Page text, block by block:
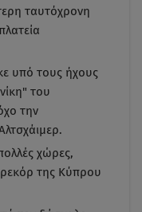
ταυτόχρονη
υπό τους ήχους
του
την
χώρες,
της Κύπρου